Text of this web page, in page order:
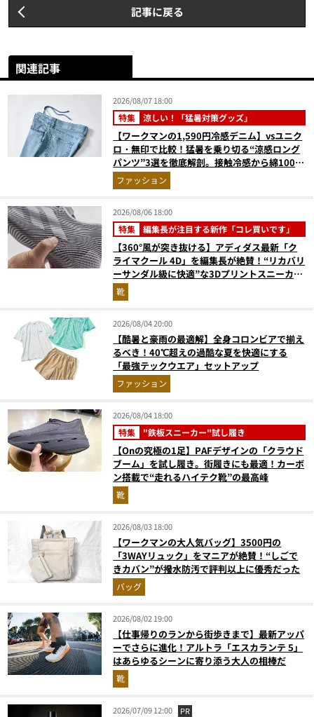
記事に戻る
関連記事
2026/08/07 18:00
特集 涼しい！「猛暑対策グッズ」
【ワークマンの1,590円冷感デニム】vsユニク
ロ・無印で比較！猛暑を乗り切る“涼感ロング
パンツ”3選を徹底解剖。接触冷感から綿100%
まで決定版
ファッション
2026/08/06 18:00
特集 編集長が注目する新作「コレ買いです」
【360°風が突き抜ける】アディダス最新「ク
ライマクール 4D」を編集長が絶賛！“リカバリ
ーサンダル級に快適”な3Dプリントスニーカー
『コレ買いです』Vol.173
靴
2026/08/04 20:00
【酷暑と豪雨の最適解】全身コロンビアで揃え
るべき！40℃超えの過酷な夏を快適にする
「最強テックウエア」セットアップ
ファッション
2026/08/04 18:00
特集 "鉄板スニーカー"試し履き
【Onの究極の1足】PAFデザインの「クラウド
ブーム」を試し履き。街履きにも最適！カーボ
ン搭載で“走れるハイテク靴”の最高峰
靴
2026/08/03 18:00
【ワークマンの大人気バッグ】3500円の
「3WAYリュック」をマニアが絶賛！“しごで
きカバン”が撥水防汚で評判以上に優秀だった
バッグ
2026/08/02 19:00
【仕事帰りのランから街歩きまで】最新アッパ
ーでさらに進化！アルトラ「エスカランテ 5」
はあらゆるシーンに寄り添う大人の相棒だ
靴
2026/07/09 12:00 PR